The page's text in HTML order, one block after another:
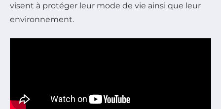
visent à protéger leur mode de vie ainsi que leur
environnement.